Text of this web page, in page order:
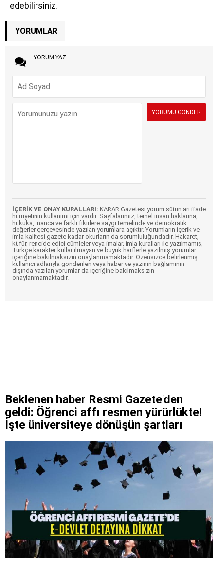
edebilirsiniz.
YORUMLAR
YORUM YAZ
İÇERİK VE ONAY KURALLARI: KARAR Gazetesi yorum sütunları ifade
hürriyetinin kullanımı için vardır. Sayfalarımız, temel insan haklarına,
hukuka, inanca ve farklı fikirlere saygı temelinde ve demokratik
değerler çerçevesinde yazılan yorumlara açıktır. Yorumların içerik ve
imla kalitesi gazete kadar okurların da sorumluluğundadır. Hakaret,
küfür, rencide edici cümleler veya imalar, imla kuralları ile yazılmamış,
Türkçe karakter kullanılmayan ve büyük harflerle yazılmış yorumlar
içeriğine bakılmaksızın onaylanmamaktadır. Özensizce belirlenmiş
kullanıcı adlarıyla gönderilen veya haber ve yazının bağlamının
dışında yazılan yorumlar da içeriğine bakılmaksızın
onaylanmamaktadır.
Beklenen haber Resmi Gazete'den
geldi: Öğrenci affı resmen yürürlükte!
İşte üniversiteye dönüşün şartları